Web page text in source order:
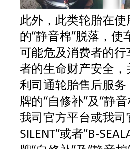
此外，此类轮胎在
的“静音棉”脱落，
可能危及消费者的
者的生命财产安全
利司通轮胎售后服
牌的“自修补”及“静
我司官方平台或我
SILENT”或者”B-